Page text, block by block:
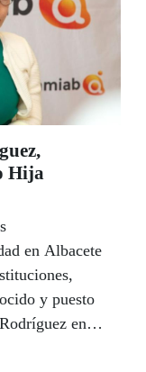
Hija
en Albacete
y puesto
en